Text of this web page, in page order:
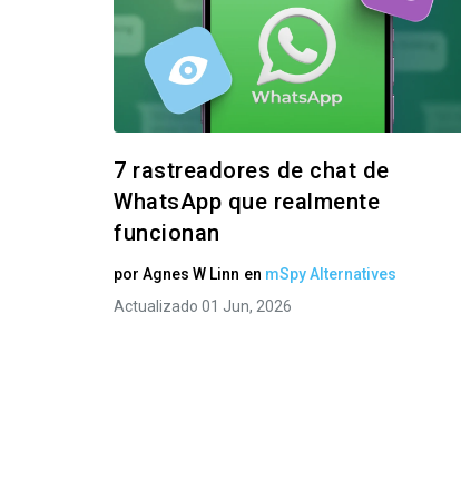
7 rastreadores de chat de
WhatsApp que realmente
funcionan
porAgnes W Linn en mSpy Alternatives
Actualizado 01 Jun, 2026